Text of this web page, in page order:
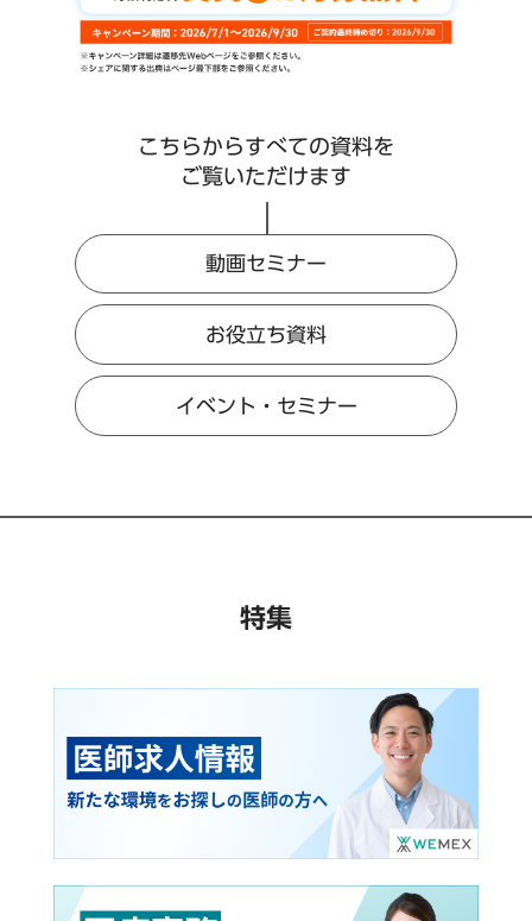
こちらからすべての資料を
ご覧いただけます
動画セミナー
お役立ち資料
イベント・セミナー
特集